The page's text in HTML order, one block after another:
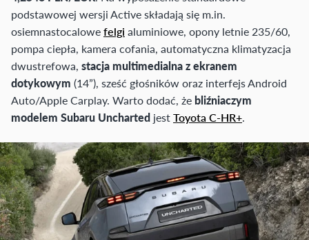
podstawowej wersji Active składają się m.in.
osiemnastocalowefelgi aluminiowe, opony letnie 235/60,
pompa ciepła, kamera cofania, automatyczna klimatyzacja
dwustrefowa, stacja multimedialna z ekranem
dotykowym (14”), sześć głośników oraz interfejs Android
Auto/Apple Carplay. Warto dodać, że bliźniaczym
modelem Subaru Uncharted jestToyota C-HR+.